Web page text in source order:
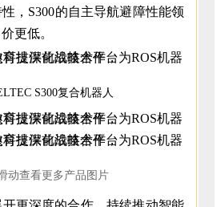
，S300的自主导航避障性能领
更低。
S300复合机器人
动查看更多产品图片